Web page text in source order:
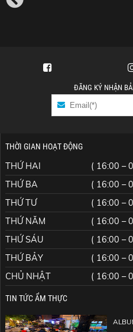
ĐĂNG KÝ NHẬN
THỜI GIAN HOẠT ĐỘNG
THỨ HAI
( 16:00 –
THỨ BA
( 16:00 –
THỨ TƯ
( 16:00 –
THỨ NĂM
( 16:00 –
THỨ SÁU
( 16:00 –
THỨ BẢY
( 16:00 –
CHỦ NHẬT
( 16:00 –
TIN TỨC ẨM THỰC